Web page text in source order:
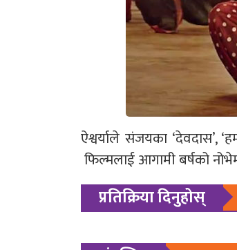
ऐश्वर्याले संजयका ‘देवदास’,
फिल्मलाई आगामी बर्षको
प्रतिक्रिया दिनुहोस्